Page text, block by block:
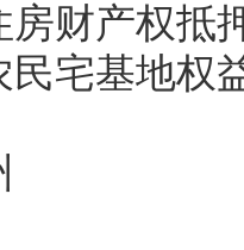
房财产权抵
民宅基地权